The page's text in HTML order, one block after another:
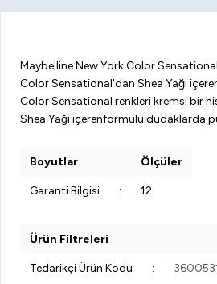
Maybelline New York Color
Color Sensational'dan Shea Yağı
Color Sensational renkleri kremsi bir
Shea Yağı içerenformülü dudaklarda
Boyutlar Ölçüler
Garanti Bilgisi : 12
Ürün Filtreleri
Tedarikçi Ürün Kodu :